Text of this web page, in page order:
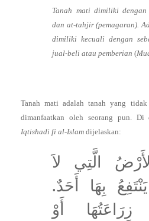
Tanah mati dimiliki dengan
dan at-tahjir (pemagaran).
dimiliki kecuali dengan
jual-beli atau pemberian (
Tanah mati adalah tanah yang
dimanfaatkan oleh seorang pun.
Iqtishadi fi al-Islam dijelaskan:
الَّتِي لاَ
بِهَا أَحَدٌ.
زِرَاعَتُهَا أَوْ